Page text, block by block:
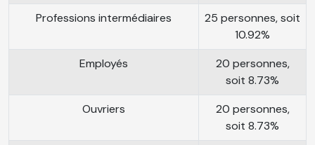
Professions intermédiaires
25 personnes, soit
10.92%
Employés
20 personnes,
soit 8.73%
Ouvriers
20 personnes,
soit 8.73%